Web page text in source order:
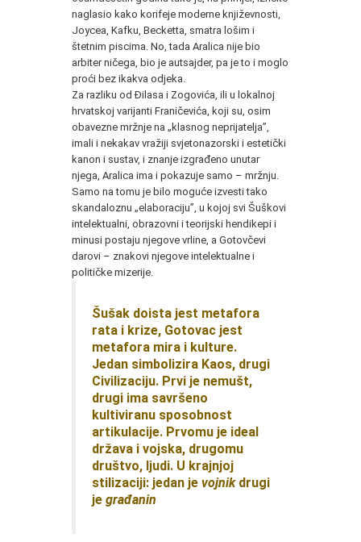
naglasio kako korifeje moderne književnosti,
Joycea, Kafku, Becketta, smatra lošim i
štetnim piscima. No, tada Aralica nije bio
arbiter ničega, bio je autsajder, pa je to i moglo
proći bez ikakva odjeka.
Za razliku od Đilasa i Zogovića, ili u lokalnoj
hrvatskoj varijanti Franičevića, koji su, osim
obavezne mržnje na „klasnog neprijatelja”,
imali i nekakav vražiji svjetonazorski i estetički
kanon i sustav, i znanje izgrađeno unutar
njega, Aralica ima i pokazuje samo – mržnju.
Samo na tomu je bilo moguće izvesti tako
skandaloznu „elaboraciju”, u kojoj svi Šuškovi
intelektualni, obrazovni i teorijski hendikepi i
minusi postaju njegove vrline, a Gotovčevi
darovi – znakovi njegove intelektualne i
političke mizerije.
Šušak doista jest metafora
rata i krize, Gotovac jest
metafora mira i kulture.
Jedan simbolizira Kaos, drugi
Civilizaciju. Prvi je nemušt,
drugi ima savršeno
kultiviranu sposobnost
artikulacije. Prvomu je ideal
država i vojska, drugomu
društvo, ljudi. U krajnjoj
stilizaciji: jedan je vojnikdrugi
je građanin